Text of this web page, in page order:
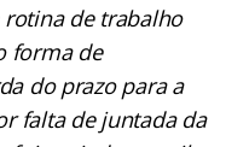
rotina de trabalho
forma de
do prazo para a
falta de juntada da